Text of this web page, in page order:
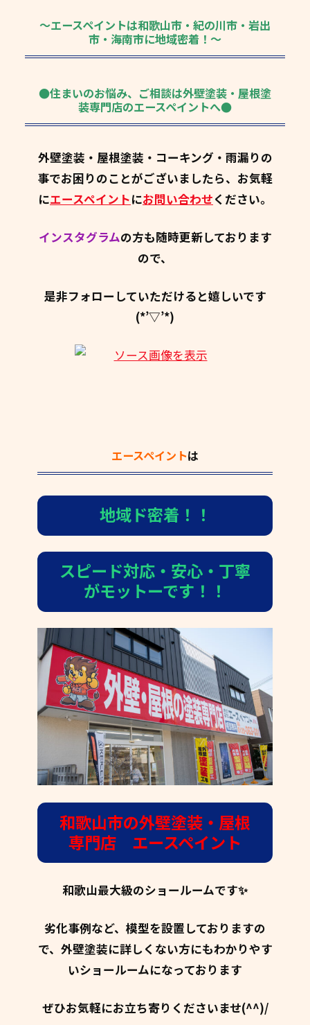
～エースペイントは和歌山市・紀の川市・岩出
市・海南市に地域密着！～
●住まいのお悩み、ご相談は外壁塗装・屋根塗
装専門店のエースペイントへ●
外壁塗装・屋根塗装・コーキング・雨漏りの
事でお困りのことがございましたら、お気軽
にエースペイントにお問い合わせください。
インスタグラムの方も随時更新しております
ので、
是非フォローしていただけると嬉しいです
(*’▽’*)
エースペイントは
地域ド密着！！
スピード対応・安心・丁寧
がモットーです！！
和歌山市の外壁塗装・屋根
専門店 エースペイント
和歌山最大級のショールームです✨
劣化事例など、模型を設置しておりますの
で、外壁塗装に詳しくない方にもわかりやす
いショールームになっております
ぜひお気軽にお立ち寄りくださいませ(^^)/